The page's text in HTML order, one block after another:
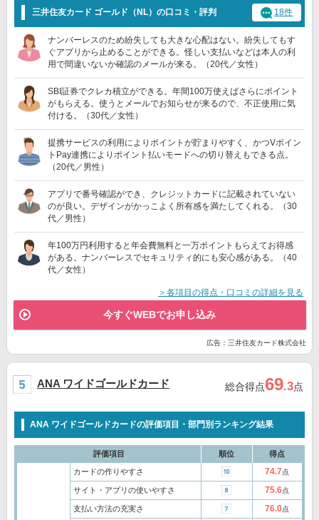
三井住友カード ゴールド（NL）の口コミ・評判 18件
ナンバーレスのため紛失しても大きな心配はない。紛失してもす
ぐアプリから止めることができる。怪しい支払いなどは本人の利
用で間違いないか確認のメールが来る。（20代／女性）
SBI証券でクレカ積立ができる。年間100万使えばさらにポイント
がもらえる。使うとメールでお知らせが来るので、不正使用に気
付ける。（30代／女性）
提携サービスの利用によりポイントが貯まりやすく、かつVポイン
トPay連携によりポイント払いモードへの切り替えもできる点。
（20代／男性）
アプリで番号確認ができ、クレジットカードに記載されていない
のが良い。デザインがかっこよく所有感を満たしてくれる。（30
代／男性）
年100万円利用すると年会費無料と一万ポイントもらえてお得感
がある。ナンバーレスでセキュリティ的にも安心感がある。（40
代／女性）
＞各項目の得点・口コミの詳細を見る
今すぐWEBでお申し込み
広告：三井住友カード株式会社
ANA ワイドゴールドカード 総合得点69.3点
ANA ワイドゴールドカードの評価項目・部門別ランキング結果
評価項目 順位 得点
カードの作りやすさ 74.7点
サイト・アプリの使いやすさ 75.6点
支払い方法の充実さ 76.0点